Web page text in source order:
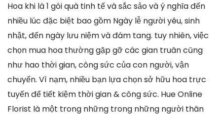
Hoa khi là 1 gói quà tinh tế và sắc sảo và ý nghĩa đến
nhiều lúc đặc biệt bao gồm Ngày lễ người yêu, sinh
nhật, đến ngày lưu niệm và đám tang. tuy nhiên, việc
chọn mua hoa thường gặp gỡ các gian truân cũng
như hao thời gian, công sức của con người, vận
chuyển. Vì nạm, nhiều bạn lựa chọn sở hữu hoa trực
tuyến để tiết kiệm thời gian & công sức. Hue Online
Florist là một trong những trong những người thân